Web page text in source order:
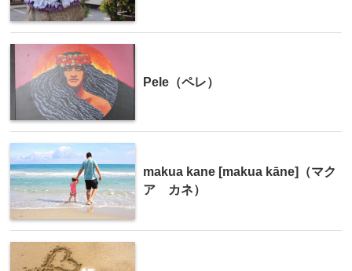
Pele（ペレ）
makua kane [makua kāne]（マク
ア カネ）